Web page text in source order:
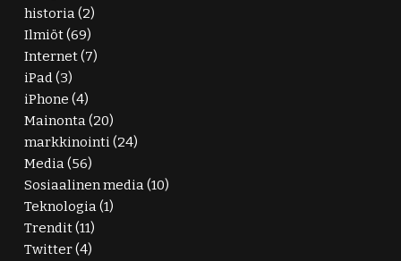
historia (2)
Ilmiöt(69)
Internet(7)
iPad (3)
iPhone (4)
Mainonta (20)
markkinointi (24)
Media (56)
Sosiaalinen media (10)
Teknologia (1)
Trendit(11)
Twitter(4)